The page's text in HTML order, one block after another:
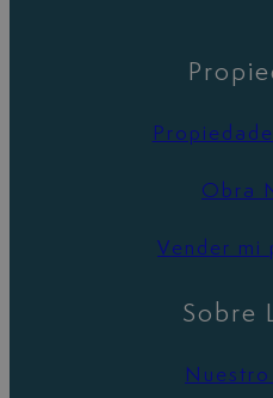
Obra
Vender mi
Sobre